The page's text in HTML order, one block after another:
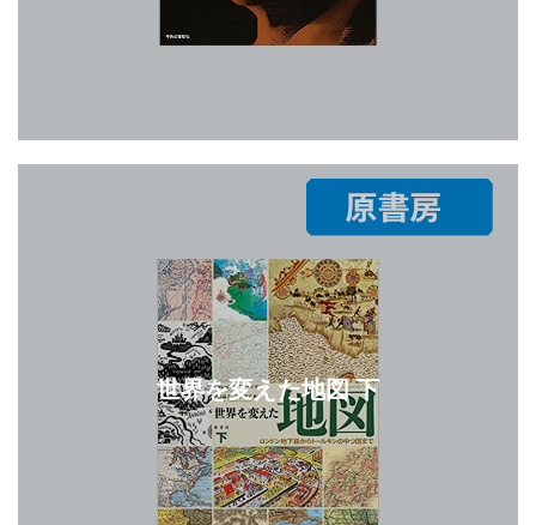
世界を変えた地図 下